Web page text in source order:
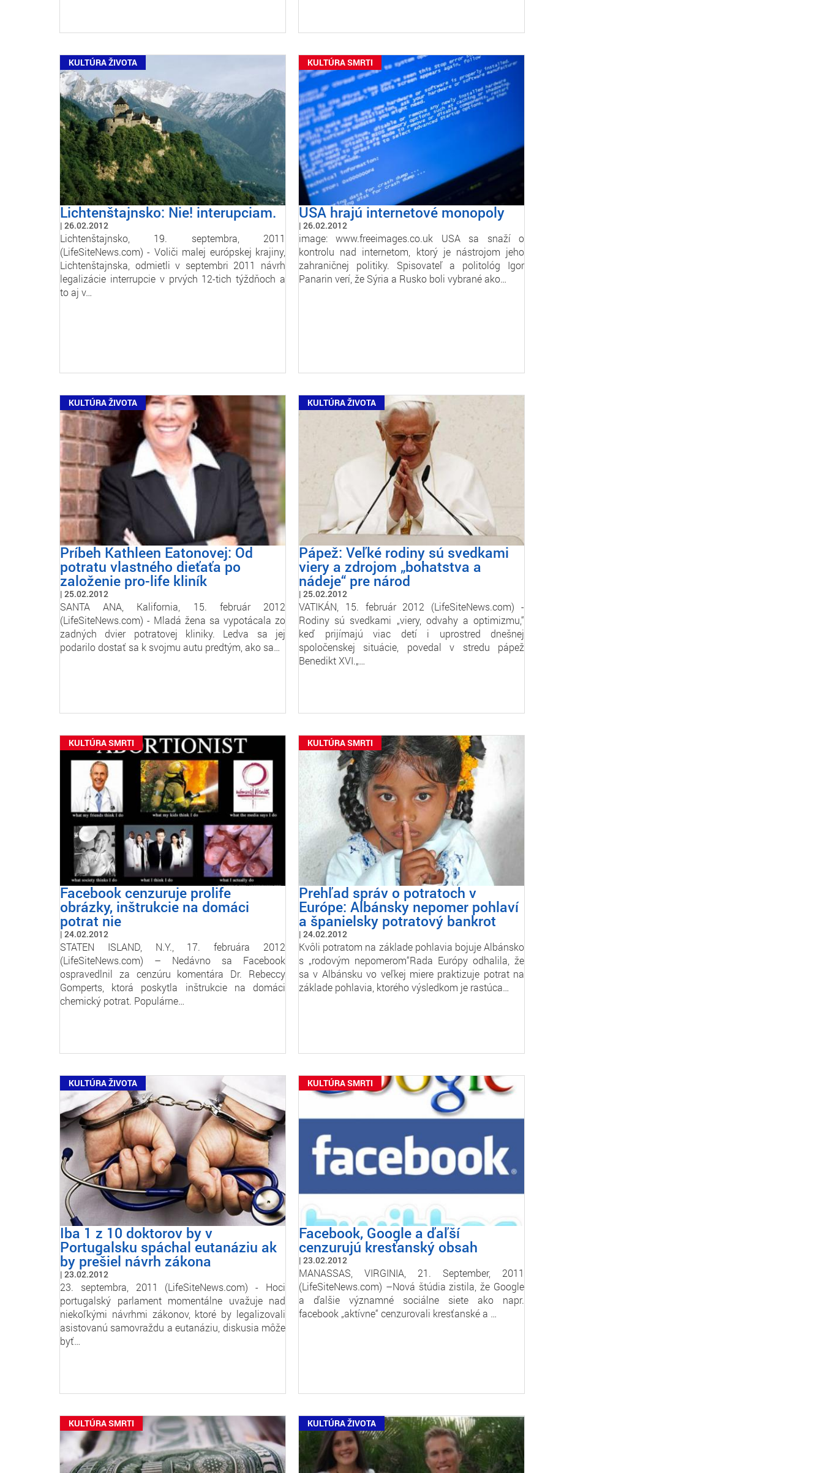
KULTÚRA ŽIVOTA
Lichtenštajnsko: Nie! interupciam.
26.02.2012
Lichtenštajnsko, 19. septembra, 2011
(LifeSiteNews.com) - Voliči malej európskej krajiny,
Lichtenštajnska, odmietli v septembri 2011 návrh
legalizácie interrupcie v prvých 12-tich týždňoch a
to aj v…
KULTÚRA SMRTI
USA hrajú internetové monopoly
26.02.2012
image: www.freeimages.co.uk USA sa snaží o
kontrolu nad internetom, ktorý je nástrojom jeho
zahraničnej politiky. Spisovateľ a politológ Igor
Panarin verí, že Sýria a Rusko boli vybrané ako…
KULTÚRA ŽIVOTA
Príbeh Kathleen Eatonovej: Od
potratu vlastného dieťaťa po
založenie pro-life kliník
25.02.2012
SANTA ANA, Kalifornia, 15. február 2012
(LifeSiteNews.com) - Mladá žena sa vypotácala zo
zadných dvier potratovej kliniky. Ledva sa jej
podarilo dostať sa k svojmu autu predtým, ako sa…
KULTÚRA ŽIVOTA
Pápež: Veľké rodiny sú svedkami
viery a zdrojom „bohatstva a
nádeje“ pre národ
25.02.2012
VATIKÁN, 15. február 2012 (LifeSiteNews.com) -
Rodiny sú svedkami „viery, odvahy a optimizmu,“
keď prijímajú viac detí i uprostred dnešnej
spoločenskej situácie, povedal v stredu pápež
Benedikt XVI.„…
KULTÚRA SMRTI
Facebook cenzuruje prolife
obrázky, inštrukcie na domáci
potrat nie
24.02.2012
STATEN ISLAND, N.Y., 17. februára 2012
(LifeSiteNews.com) – Nedávno sa Facebook
ospravedlnil za cenzúru komentára Dr. Rebeccy
Gomperts, ktorá poskytla inštrukcie na domáci
chemický potrat. Populárne…
KULTÚRA SMRTI
Prehľad správ o potratoch v
Európe: Albánsky nepomer pohlaví
a španielsky potratový bankrot
24.02.2012
Kvôli potratom na základe pohlavia bojuje Albánsko
s „rodovým nepomerom“Rada Európy odhalila, že
sa v Albánsku vo veľkej miere praktizuje potrat na
základe pohlavia, ktorého výsledkom je rastúca…
KULTÚRA ŽIVOTA
Iba 1 z 10 doktorov by v
Portugalsku spáchal eutanáziu ak
by prešiel návrh zákona
23.02.2012
23. septembra, 2011 (LifeSiteNews.com) - Hoci
portugalský parlament momentálne uvažuje nad
niekoľkými návrhmi zákonov, ktoré by legalizovali
asistovanú samovraždu a eutanáziu, diskusia môže
byť…
KULTÚRA SMRTI
Facebook, Google a ďaľší
cenzurujú kresťanský obsah
23.02.2012
MANASSAS, VIRGINIA, 21. September, 2011
(LifeSiteNews.com) –Nová štúdia zistila, že Google
a ďalšie významné sociálne siete ako napr.
facebook „aktívne“ cenzurovali kresťanské a …
KULTÚRA SMRTI KULTÚRA ŽIVOTA